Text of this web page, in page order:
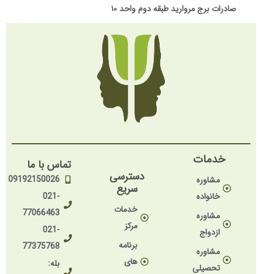
صادرات برج مروارید طبقه دوم واحد ۱۰
خدمات
مشاوره
خانواده
مشاوره
ازدواج
مشاوره
تحصیلی
دسترسی
سریع
خدمات
مرکز
های
تماس با ما
09192150026
77066463
77375768